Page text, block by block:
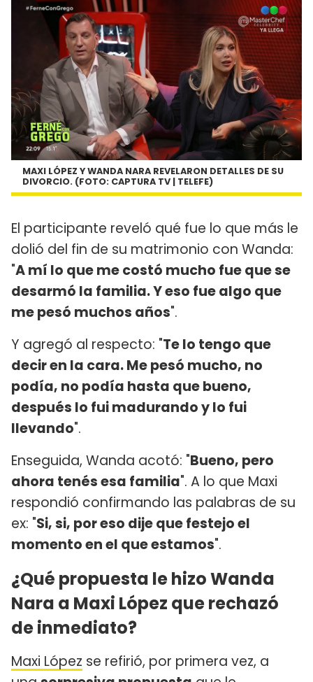
MAXI LÓPEZ Y WANDA NARA REVELARON DETALLES DE SU
DIVORCIO. (FOTO: CAPTURA TV | TELEFE)
El participante reveló qué fue lo que más le
dolió del fin de su matrimonio con Wanda:
"A mí lo que me costó mucho fue que se
desarmó la familia. Y eso fue algo que
me pesó muchos años".
Y agregó al respecto: "Te lo tengo que
decir en la cara. Me pesó mucho, no
podía, no podía hasta que bueno,
después lo fui madurando y lo fui
llevando".
Enseguida, Wanda acotó: "Bueno, pero
ahora tenés esa familia". A lo que Maxi
respondió confirmando las palabras de su
ex: "Si, si, por eso dije que festejo el
momento en el que estamos".
¿Qué propuesta le hizo Wanda
Nara a Maxi López que rechazó
de inmediato?
Maxi López se refirió, por primera vez, a